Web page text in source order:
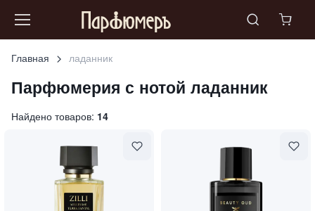
Главная ладанник
Парфюмерия с нотой ладанник
Найдено товаров: 14